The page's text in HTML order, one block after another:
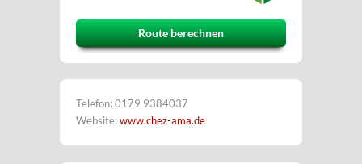
Route berechnen
Telefon: 0179 9384037
Website:www.chez-ama.de